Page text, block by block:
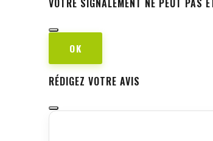
VOTRE SIGNALEMENT NE PEUT PAS
OK
RÉDIGEZ VOTRE AVIS